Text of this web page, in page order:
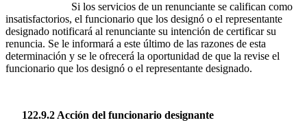
Si los servicios de un renunciante se califican como
insatisfactorios, el funcionario que los designó o el representante
designado notificará al renunciante su intención de certificar su
renuncia. Se le informará a este último de las razones de esta
determinación y se le ofrecerá la oportunidad de que la revise el
funcionario que los designó o el representante designado.
122.9.2 Acción del funcionario designante